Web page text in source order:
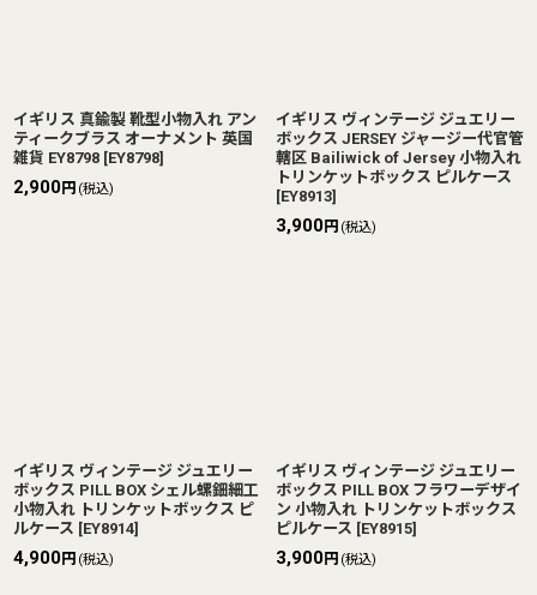
イギリス 真鍮製 靴型小物入れ アン
ティークブラス オーナメント 英国
雑貨 EY8798 [EY8798]
2,900円 (税込)
イギリス ヴィンテージ ジュエリー
ボックス JERSEY ジャージー代官管
轄区 Bailiwick of Jersey 小物入れ
トリンケットボックス ピルケース
[EY8913]
3,900円 (税込)
イギリス ヴィンテージ ジュエリー
ボックス PILL BOX シェル螺鈿細工
小物入れ トリンケットボックス ピ
ルケース [EY8914]
4,900円 (税込)
イギリス ヴィンテージ ジュエリー
ボックス PILL BOX フラワーデザイ
ン 小物入れ トリンケットボックス
ピルケース [EY8915]
3,900円 (税込)